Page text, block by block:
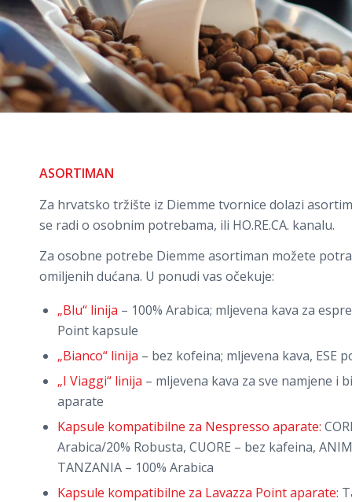
ASORTIMAN
Za hrvatsko tržište iz Diemme tvornice dolazi
se radi o osobnim potrebama, ili HO.RE.CA. kanalu.
Za osobne potrebe Diemme asortiman možete
omiljenih dućana. U ponudi vas očekuje:
„Blu“ linija – 100% Arabica; mljevena kava za
Point kapsule
„Bianco“ linija – bez kofeina; mljevena kava, ESE
„I Viaggi“ linija – mljevena kava za sve namjene i
aparate
Kapsule kompatibilne za Nespresso aparate:
Arabica/20% Robusta, CUORE – bez kafeina,
TANZANIA – 100% Arabica
Kapsule kompatibilne za Lavazza Point aparate: